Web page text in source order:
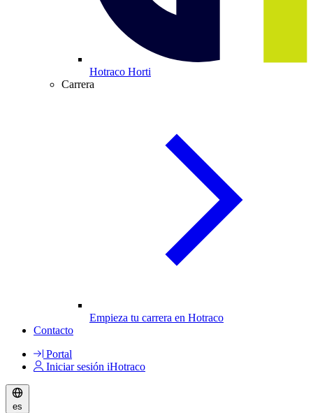
Hotraco Horti
Carrera
Empieza tu carrera en Hotraco
Contacto
Portal
Iniciar sesión iHotraco
es